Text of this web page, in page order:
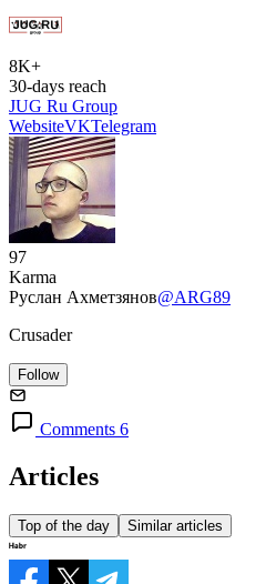
8K+
30-days reach
JUG Ru Group
WebsiteVKTelegram
97
Karma
Руслан Ахметзянов@ARG89
Crusader
Follow
Comments 6
Articles
Top of the day Similar articles